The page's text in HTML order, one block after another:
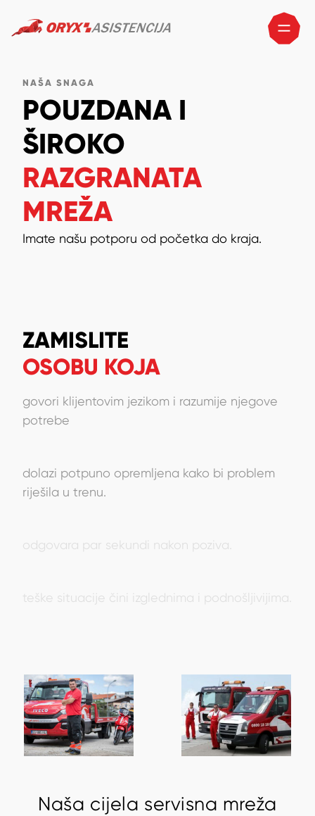
NAŠA SNAGA
POUZDANA I
ŠIROKO
RAZGRANATA
MREŽA
Imate našu potporu od početka do kraja.
ZAMISLITE
OSOBU KOJA
govori klijentovim jezikom i razumije njegove
potrebe
dolazi potpuno opremljena kako bi problem
riješila u trenu.
odgovara par sekundi nakon poziva.
teške situacije čini izglednima i podnošljivijima.
Naša cijela servisna mreža